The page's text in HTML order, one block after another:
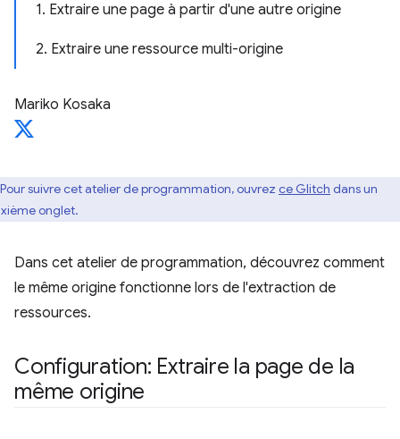
1. Extraire une page à partir d'une autre origine
2. Extraire une ressource multi-origine
Mariko Kosaka
Pour suivre cet atelier de programmation, ouvrez ce Glitch dans un
onglet.
Dans cet atelier de programmation, découvrez comment
le même origine fonctionne lors de l'extraction de
ressources.
Configuration: Extraire la page de la
même origine